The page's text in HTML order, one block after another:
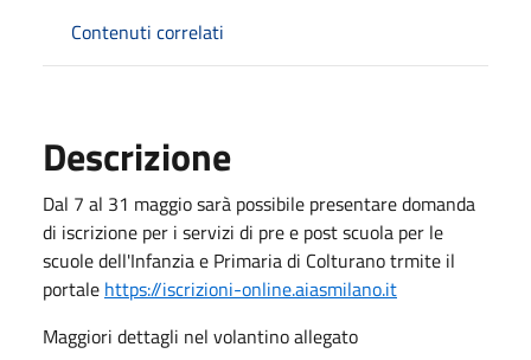
Contenuti correlati
Descrizione
Dal 7 al 31 maggio sarà possibile presentare domanda
di iscrizione per i servizi di pre e post scuola per le
scuole dell'Infanzia e Primaria di Colturano trmite il
portale https://iscrizioni-online.aiasmilano.it
Maggiori dettagli nel volantino allegato